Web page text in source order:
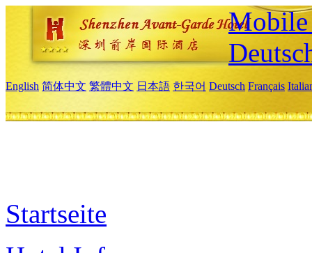
Mobile
English 简体中文 繁體中文 日本語 한국어 Deutsch Français
Startseite